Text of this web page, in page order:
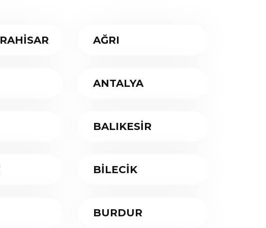
AĞRI
ANTALYA
BALIKESİR
BİLECİK
BURDUR